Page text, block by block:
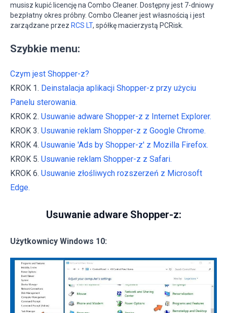
musisz kupić licencję na Combo Cleaner. Dostępny jest 7-dniowy
bezpłatny okres próbny. Combo Cleaner jest własnością i jest
zarządzane przez RCS LT, spółkę macierzystą PCRisk.
Szybkie menu:
Czym jest Shopper-z?
KROK 1. Deinstalacja aplikacji Shopper-z przy użyciu
Panelu sterowania.
KROK 2. Usuwanie adware Shopper-z z Internet Explorer.
KROK 3. Usuwanie reklam Shopper-z z Google Chrome.
KROK 4. Usuwanie 'Ads by Shopper-z' z Mozilla Firefox.
KROK 5. Usuwanie reklam Shopper-z z Safari.
KROK 6. Usuwanie złośliwych rozszerzeń z Microsoft
Edge.
Usuwanie adware Shopper-z:
Użytkownicy Windows 10: